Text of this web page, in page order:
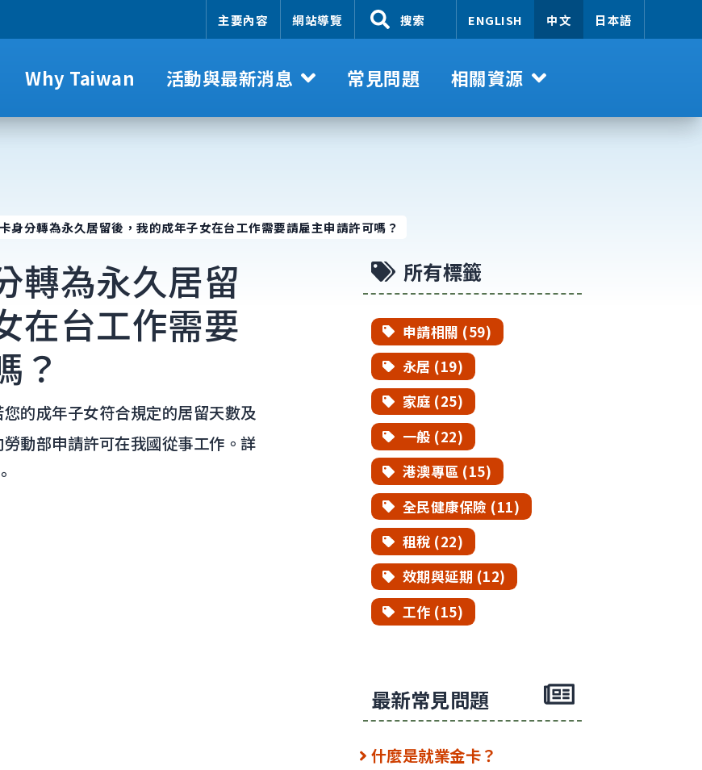
主要內容 網站導覽 搜索 ENGLISH 中文 日本語
Why Taiwan 活動與最新消息 常見問題 相關資源
身分轉為永久居留後，我的成年子女在台工作需要請雇主申請許可嗎？
轉為永久居留
在台工作需要
？
的成年子女符合規定的居留天數及
動部申請許可在我國從事工作。詳
。
所有標籤
申請相關 (59)
永居 (19)
家庭 (25)
一般 (22)
港澳專區 (15)
全民健康保險 (11)
租稅 (22)
效期與延期 (12)
工作 (15)
最新常見問題
什麼是就業金卡？